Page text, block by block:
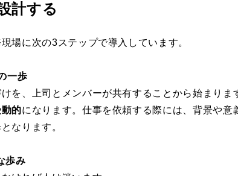
計する
場に次の3ステップで導入しています。
一歩
を、上司とメンバーが共有することから始まりま
的になります。仕事を依頼する際には、背景や
なります。
歩み